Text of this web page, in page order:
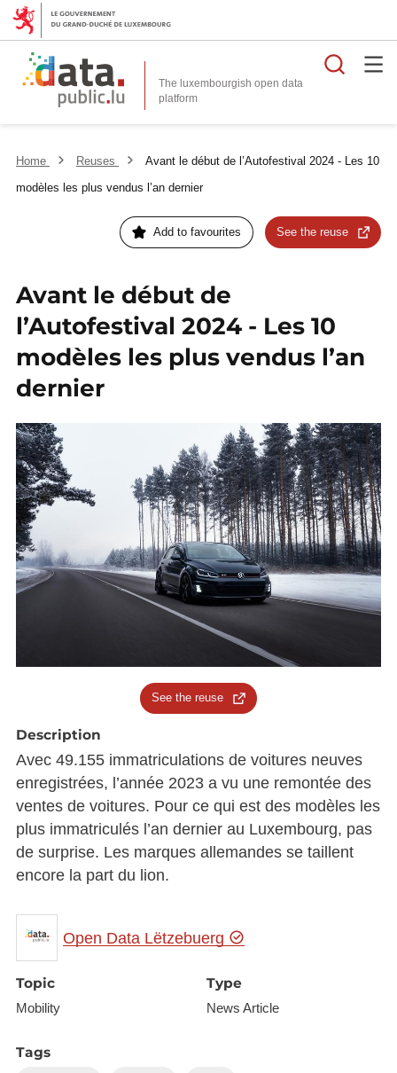
The luxembourgish open data
platform
Home Reuses
Avant le début de l’Autofestival 2024 - Les 10
modèles les plus vendus l’an dernier
Add to favourites See the reuse
Avant le début de
l’Autofestival 2024 - Les 10
modèles les plus vendus l’an
dernier
See the reuse
Description
Avec 49.155 immatriculations de voitures neuves
enregistrées, l’année 2023 a vu une remontée des
ventes de voitures. Pour ce qui est des modèles les
plus immatriculés l’an dernier au Luxembourg, pas
de surprise. Les marques allemandes se taillent
encore la part du lion.
Open Data Lëtzebuerg
Topic
Mobility
Type
News Article
Tags